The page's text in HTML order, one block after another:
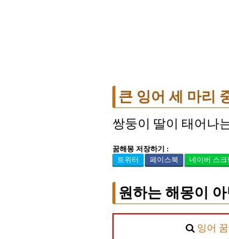
큰 잉어 세 마리
쌍둥이 딸이 태어나
꿈해몽 저장하기 :
트위터
페이스북 네이버 스크
원하는 해몽이
잉어 꿈